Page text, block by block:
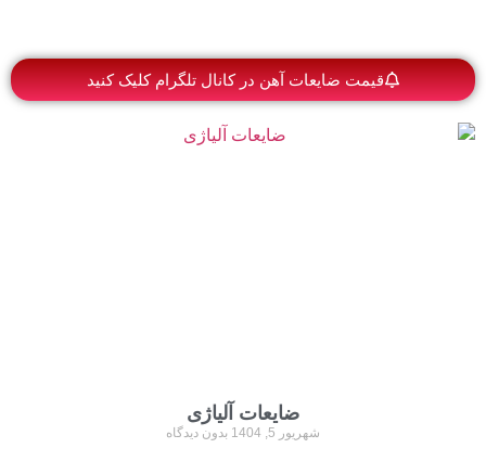
قیمت ضایعات آهن در کانال تلگرام کلیک کنید
ضایعات آلیاژی
شهریور 5, 1404 بدون دیدگاه